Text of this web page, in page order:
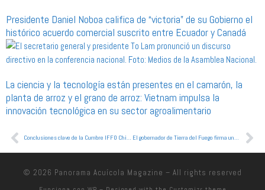
Presidente Daniel Noboa califica de “victoria” de su Gobierno el
histórico acuerdo comercial suscrito entre Ecuador y Canadá
La ciencia y la tecnología están presentes en el camarón, la
planta de arroz y el grano de arroz: Vietnam impulsa la
innovación tecnológica en su sector agroalimentario
Conclusiones clave de la Cumbre IFFO China 2026 El gobernador de Tierra del Fuego firma una carta de intención con la filial argentina de
© 2026 Panorama Acuícola Magazine – All rights reserved